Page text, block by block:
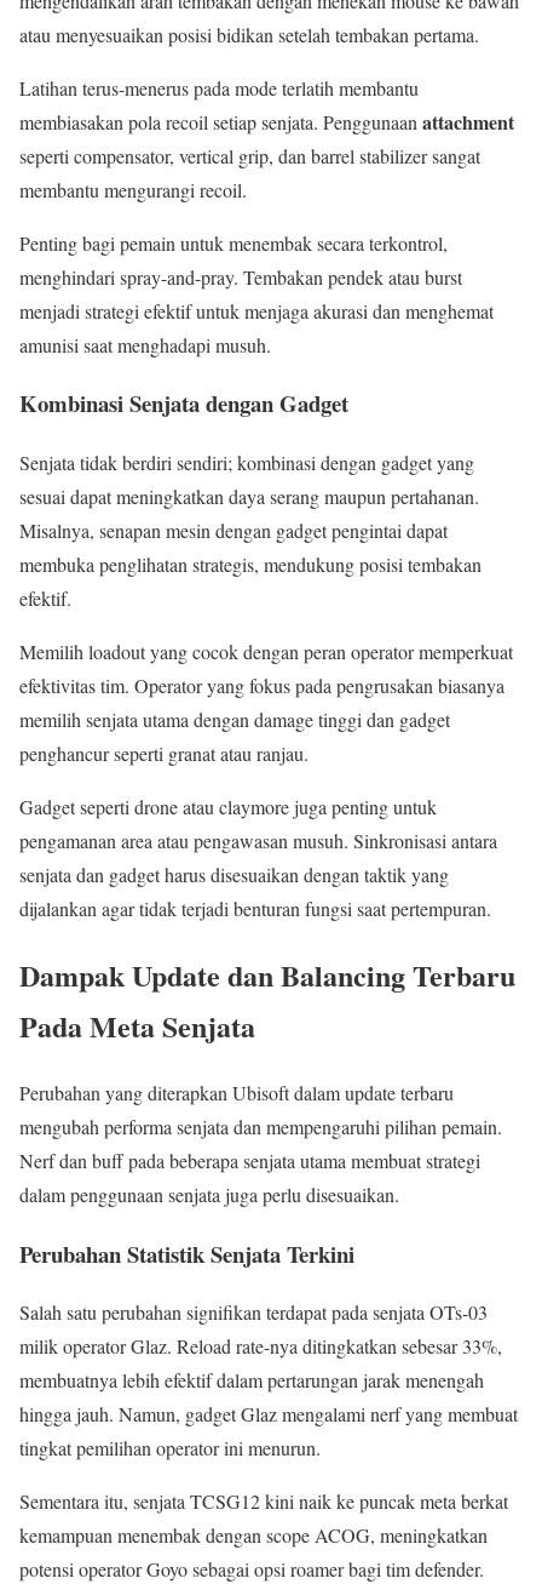
atau menyesuaikan posisi bidikan setelah tembakan pertama.
Latihan terus-menerus pada mode terlatih membantu
membiasakan pola recoil setiap senjata. Penggunaan attachment
seperti compensator, vertical grip, dan barrel stabilizer sangat
membantu mengurangi recoil.
Penting bagi pemain untuk menembak secara terkontrol,
menghindari spray-and-pray. Tembakan pendek atau burst
menjadi strategi efektif untuk menjaga akurasi dan menghemat
amunisi saat menghadapi musuh.
Kombinasi Senjata dengan Gadget
Senjata tidak berdiri sendiri; kombinasi dengan gadget yang
sesuai dapat meningkatkan daya serang maupun pertahanan.
Misalnya, senapan mesin dengan gadget pengintai dapat
membuka penglihatan strategis, mendukung posisi tembakan
efektif.
Memilih loadout yang cocok dengan peran operator memperkuat
efektivitas tim. Operator yang fokus pada pengrusakan biasanya
memilih senjata utama dengan damage tinggi dan gadget
penghancur seperti granat atau ranjau.
Gadget seperti drone atau claymore juga penting untuk
pengamanan area atau pengawasan musuh. Sinkronisasi antara
senjata dan gadget harus disesuaikan dengan taktik yang
dijalankan agar tidak terjadi benturan fungsi saat pertempuran.
Dampak Update dan Balancing Terbaru
Pada Meta Senjata
Perubahan yang diterapkan Ubisoft dalam update terbaru
mengubah performa senjata dan mempengaruhi pilihan pemain.
Nerf dan buff pada beberapa senjata utama membuat strategi
dalam penggunaan senjata juga perlu disesuaikan.
Perubahan Statistik Senjata Terkini
Salah satu perubahan signifikan terdapat pada senjata OTs-03
milik operator Glaz. Reload rate-nya ditingkatkan sebesar 33%,
membuatnya lebih efektif dalam pertarungan jarak menengah
hingga jauh. Namun, gadget Glaz mengalami nerf yang membuat
tingkat pemilihan operator ini menurun.
Sementara itu, senjata TCSG12 kini naik ke puncak meta berkat
kemampuan menembak dengan scope ACOG, meningkatkan
potensi operator Goyo sebagai opsi roamer bagi tim defender.